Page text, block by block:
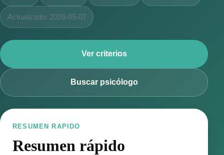
Actualizado: 2026-05-07
Ver criterios
Buscar psicólogo
RESUMEN RAPIDO
Resumen rápido